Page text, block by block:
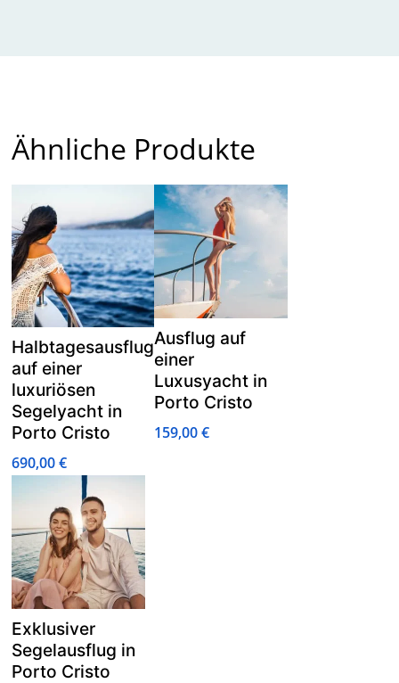
Ähnliche Produkte
Halbtagesausflug
auf einer
luxuriösen
Segelyacht in
Porto Cristo
690,00€
Ausflug auf
einer
Luxusyacht in
Porto Cristo
159,00€
Exklusiver
Segelausflug in
Porto Cristo